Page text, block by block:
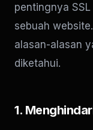
pentingnya
sebuah
alasan-alasan
diketahui.
1.